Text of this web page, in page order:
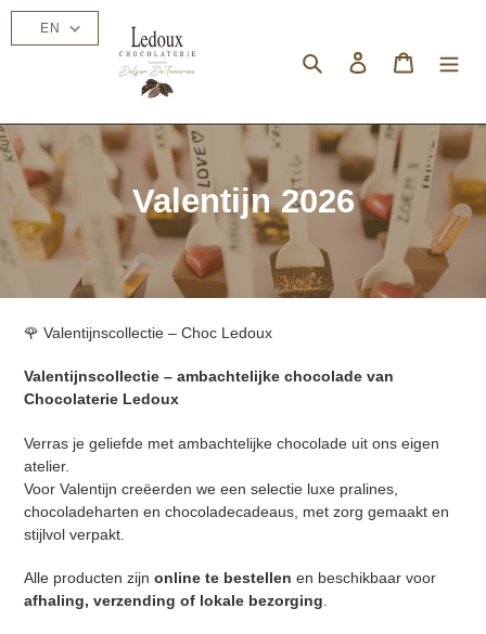
Skip
Search Log in Cart
C
o
l
l
c
t
i
o
:
Valentijn 2026
🌹 Valentijnscollectie – Choc Ledoux
Valentijnscollectie – ambachtelijke chocolade van
Chocolaterie Ledoux
Verras je geliefde met ambachtelijke chocolade uit ons eigen
atelier.
Voor Valentijn creëerden we een selectie luxe pralines,
chocoladeharten en chocoladecadeaus, met zorg gemaakt en
stijlvol verpakt.
Alle producten zijn online te bestellen en beschikbaar voor
afhaling, verzending of lokale bezorging
EN